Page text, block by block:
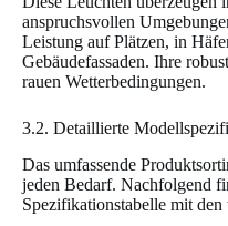
anspruchsvollen
Leistung auf Plätzen, in
Gebäudefassaden. Ihre
rauen Wetterbedingungen.
3.2. Detaillierte
Das umfassende
jeden Bedarf. Nachfolgend
Spezifikationstabelle mit